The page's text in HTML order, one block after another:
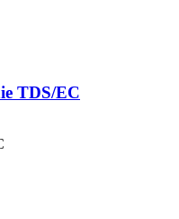
TDS/EC